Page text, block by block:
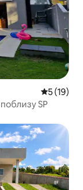
Середня
5 (19)
SP